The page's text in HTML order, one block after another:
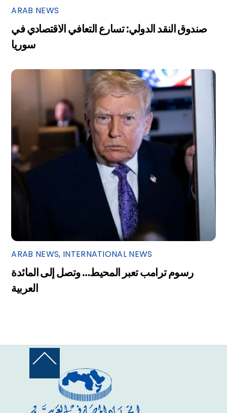
ARAB NEWS
صندوق النقد الدولي: تسارع التعافي الاقتصادي في
سوريا
ARAB NEWS, INTERNATIONAL NEWS
رسوم ترامب تعبر المحيط… وتصل إلى المائدة
العربية
Back
Top